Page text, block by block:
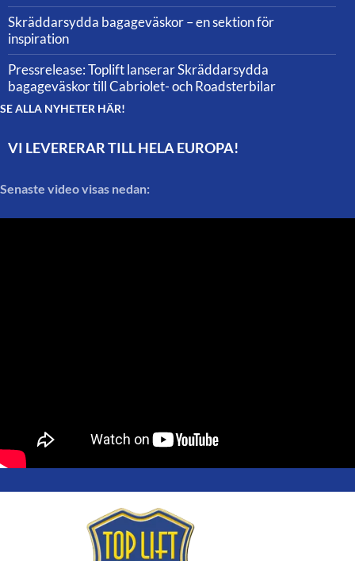
Skräddarsydda bagageväskor – en sektion för
inspiration
Pressrelease: Toplift lanserar Skräddarsydda
bagageväskor till Cabriolet- och Roadsterbilar
SE ALLA NYHETER HÄR!
VI LEVERERAR TILL HELA EUROPA!
Senaste video visas nedan: